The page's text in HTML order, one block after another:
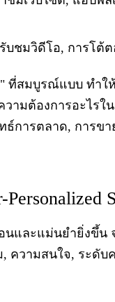
บชมวิดีโอ, การโต้
ที่สมบูรณ์แบบ ทำ
มต้องการอะไรใ
ธ์การตลาด, การ
และแม่นยำยิ่งขึ้น
ความสนใจ, ระดั